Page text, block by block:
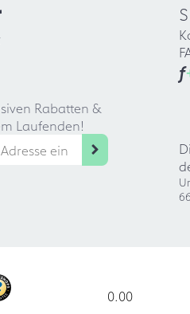
Rabatten &
Laufenden!
f
0.00